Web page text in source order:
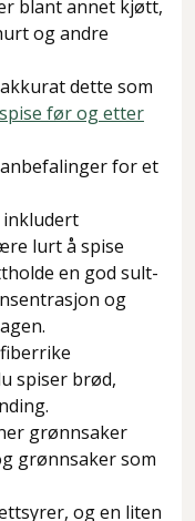
blant annet kjøtt,
og andre
dette som
før og etter
for et
inkludert
lurt å spise
en god sult-
og
spiser brød,
grønnsaker
grønnsaker som
og en liten